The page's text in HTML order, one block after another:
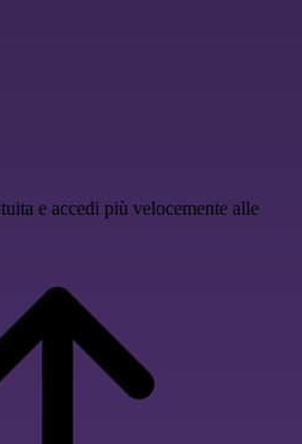
e accedi più velocemente alle